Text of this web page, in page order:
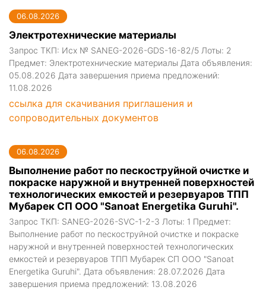
06.08.2026
Электротехнические материалы
Запрос ТКП: Исх № SANEG-2026-GDS-16-82/5 Лоты: 2
Предмет: Электротехнические материалы Дата объявления:
05.08.2026 Дата завершения приема предложений:
11.08.2026
ссылка для скачивания приглашения и
сопроводительных документов
06.08.2026
Выполнение работ по пескоструйной очистке и
покраске наружной и внутренней поверхностей
технологических емкостей и резервуаров ТПП
Мубарек СП ООО "Sanoat Energetika Guruhi".
Запрос ТКП: SANEG-2026-SVC-1-2-3 Лоты: 1 Предмет:
Выполнение работ по пескоструйной очистке и покраске
наружной и внутренней поверхностей технологических
емкостей и резервуаров ТПП Мубарек СП ООО "Sanoat
Energetika Guruhi". Дата объявления: 28.07.2026 Дата
завершения приема предложений: 13.08.2026